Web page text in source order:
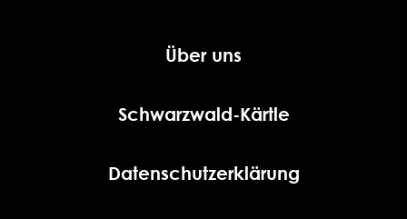
Über uns
Schwarzwald-Kärtle
Datenschutzerklärung